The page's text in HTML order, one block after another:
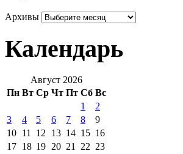
Архивы
Календарь
Август 2026
Пн Вт Ср Чт Пт Сб Вс
1
2
3
4 5 6 7 8
9
10 11 12 13 14 15 16
17 18 19 20 21 22 23